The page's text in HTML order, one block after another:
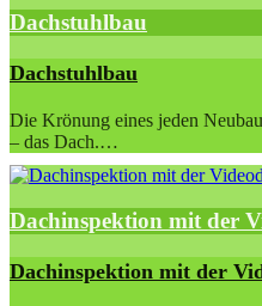
Dachstuhlbau
Dachstuhlbau
Die Krönung eines jeden
– das Dach.…
Dachinspektion mit der
Dachinspektion mit der